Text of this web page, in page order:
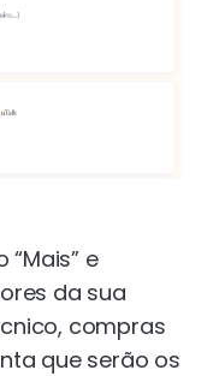
e
da sua
compras
que serão os